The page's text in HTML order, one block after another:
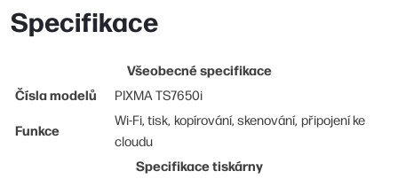
Specifikace
Všeobecné specifikace
Čísla modelů
PIXMA TS7650i
Funkce
Wi-Fi, tisk, kopírování, skenování, připojení ke
cloudu
Specifikace tiskárny